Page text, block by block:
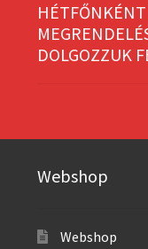
DOLGOZZUK
Webshop
Webshop